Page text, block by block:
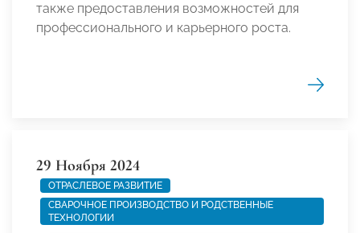
также предоставления возможностей для
профессионального и карьерного роста.
29 Ноября 2024
ОТРАСЛЕВОЕ РАЗВИТИЕ
СВАРОЧНОЕ ПРОИЗВОДСТВО И РОДСТВЕННЫЕ
ТЕХНОЛОГИИ